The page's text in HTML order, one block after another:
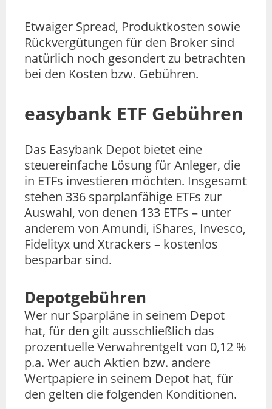
Etwaiger Spread, Produktkosten sowie
Rückvergütungen für den Broker sind
natürlich noch gesondert zu betrachten
bei den Kosten bzw. Gebühren.
easybank ETF Gebühren
Das Easybank Depot bietet eine
steuereinfache Lösung für Anleger, die
in ETFs investieren möchten. Insgesamt
stehen 336 sparplanfähige ETFs zur
Auswahl, von denen 133 ETFs – unter
anderem von Amundi, iShares, Invesco,
Fidelityx und Xtrackers – kostenlos
besparbar sind.
Depotgebühren
Wer nur Sparpläne in seinem Depot
hat, für den gilt ausschließlich das
prozentuelle Verwahrentgelt von 0,12 %
p.a. Wer auch Aktien bzw. andere
Wertpapiere in seinem Depot hat, für
den gelten die folgenden Konditionen.